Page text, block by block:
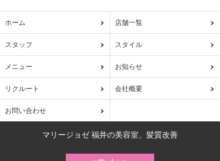
ホーム 店舗一覧
スタッフ スタイル
メニュー お知らせ
リクルート 会社概要
お問い合わせ
マリージョゼ 福井の美容室、髪質改善